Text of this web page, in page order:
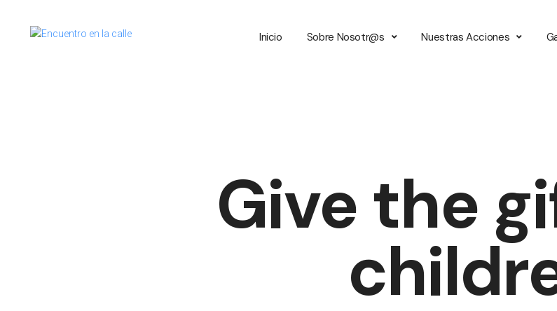
Inicio Sobre Nosotr@s Nuestras Acciones
Give the